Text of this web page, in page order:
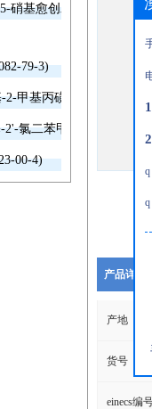
硝基愈创木酚钠欢迎询价
79-3)
甲基丙磺酸(15214-89-8)
氯二苯甲酮(2011-66-7)
00-4)
产品详细
产地
货号
einecs编
q
q